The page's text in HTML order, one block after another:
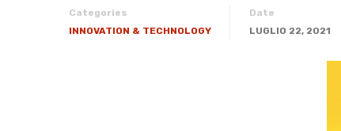
Categories
INNOVATION & TECHNOLOGY
Date
LUGLIO 22, 2021